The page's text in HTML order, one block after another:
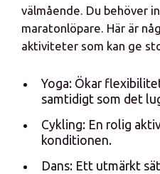
välmående. Du behöver
maratonlöpare. Här är
aktiviteter som kan ge
Yoga: Ökar
samtidigt som det
Cykling: En rolig
konditionen.
Dans: Ett utmärkt